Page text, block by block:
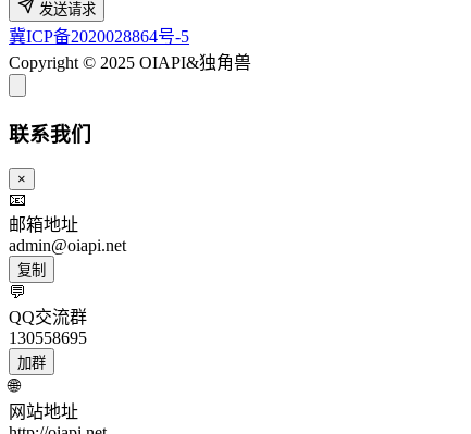
发送请求
冀ICP备2020028864号-5
Copyright © 2025 OIAPI&独角兽
联系我们
×
📧
邮箱地址
admin@oiapi.net
复制
💬
QQ交流群
130558695
加群
🌐
网站地址